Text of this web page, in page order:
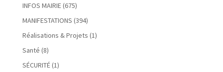
INFOS MAIRIE(675)
MANIFESTATIONS (394)
Réalisations & Projets (1)
Santé (8)
SÉCURITÉ(1)